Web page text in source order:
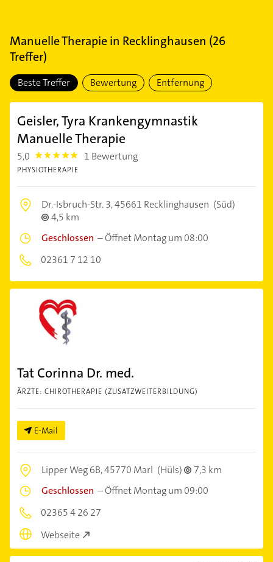
Manuelle Therapiein Recklinghausen (26
Treffer)
Beste Treffer Bewertung Entfernung
Geisler, Tyra Krankengymnastik
Manuelle Therapie
5,0 5.0 1 Bewertung
PHYSIOTHERAPIE
Dr.-Isbruch-Str. 3,45661 Recklinghausen (Süd)
4,5 km
Geschlossen –Öffnet Montag um 08:00
02361 7 12 10
Tat Corinna Dr. med.
ÄRZTE: CHIROTHERAPIE (ZUSATZWEITERBILDUNG)
E-Mail
Lipper Weg 6B,45770 Marl (Hüls)
7,3 km
Geschlossen –Öffnet Montag um 09:00
02365 4 26 27
Webseite